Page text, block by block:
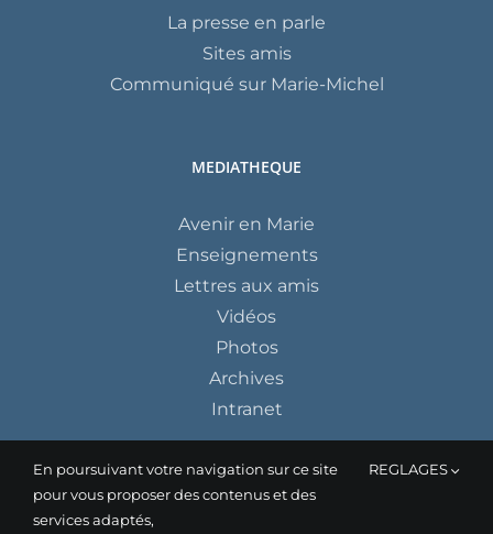
La presse en parle
Sites amis
Communiqué sur Marie-Michel
MEDIATHEQUE
Avenir en Marie
Enseignements
Lettres aux amis
Vidéos
Photos
Archives
Intranet
En poursuivant votre navigation sur ce site
pour vous proposer des contenus et des
services adaptés,
REGLAGES